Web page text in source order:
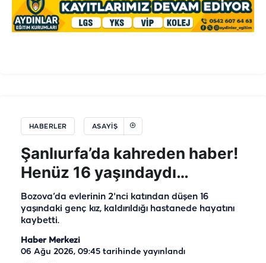
HABERLER ASAYIŞ
Şanlıurfa’da kahreden haber!
Henüz 16 yaşındaydı…
Bozova’da evlerinin 2'nci katından düşen 16
yaşındaki genç kız, kaldırıldığı hastanede hayatını
kaybetti.
Haber Merkezi
06 Ağu 2026, 09:45 tarihinde yayınlandı